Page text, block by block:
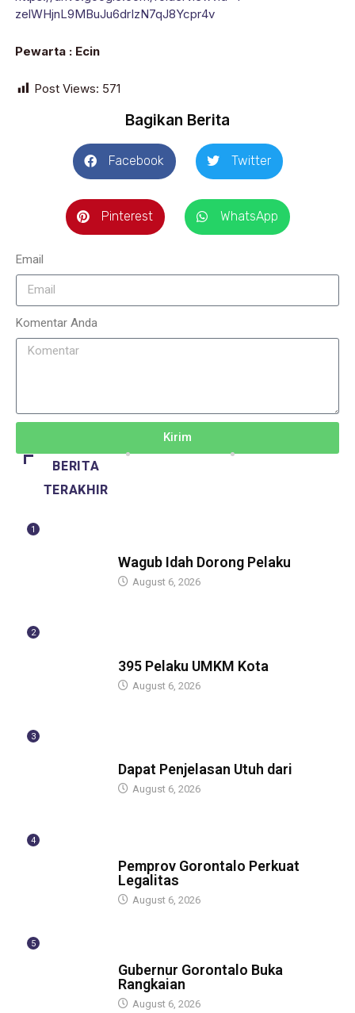
zelWHjnL9MBuJu6drIzN7qJ8Ycpr4v
Pewarta : Ecin
Post Views: 571
Bagikan Berita
Facebook Twitter
Pinterest WhatsApp
Email
Komentar Anda
Kirim
BERITA
TERAKHIR
1
Wagub Idah Dorong Pelaku
August 6, 2026
2
395 Pelaku UMKM Kota
August 6, 2026
3
Dapat Penjelasan Utuh dari
August 6, 2026
4
Pemprov Gorontalo Perkuat
Legalitas
August 6, 2026
5
Gubernur Gorontalo Buka
Rangkaian
August 6, 2026